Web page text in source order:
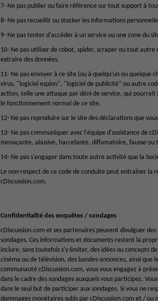
7- Ne pas publier ou faire référence sur tout support à
8- Ne pas recueillir ou stocker les informations
9- Ne pas tenter d'accéder à un service ou une zone du
10- Ne pas utiliser de robot, spider, scraper ou tout
extraire des données.
11- Ne pas envoyer à ce site (ou à quelqu'un ou
virus, "logiciel espion", "logiciel de publicité" ou autre
action, telle une attaque par déni de service, qui
le fonctionnement normal de ce site.
12- Ne pas reproduire sur le site des déclarations que
13- Ne pas communiquer avec l'équipe d'assistance de
menaçante, abusive, harcelante, diffamatoire, fausse ou
14- Ne pas s'engager dans toute autre activité que la
Le non-respect de ce code de conduite peut entraîner
cDiscussion.com.
Confidentialité des enquêtes / sondages
cDiscussion.com et ses partenaires peuvent divulguer
sondages. Ces informations et documents restent la
inclure, sans toutefois s'y limiter, des idées ou concepts
cinéma ou de télévision, des bandes-annonces, ainsi
communauté cDiscussion.com, vous vous engagez à
dans le cadre des sondages auxquels vous participez.
dans le seul but de participer aux sondages. Si vous ne
dommages monétaires subis par cDiscussion.com et / ou